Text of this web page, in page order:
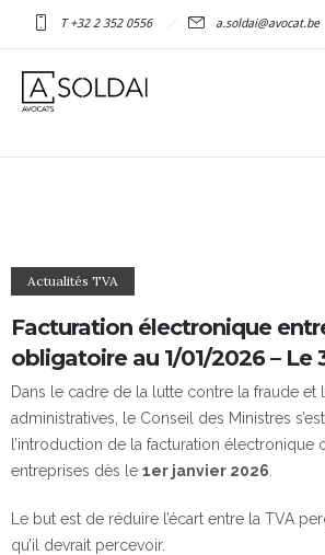
T +32 2 352 0556 a.soldai@avocat.be
Actualités TVA
Facturation électronique
obligatoire au 1/01/2026 – Le
Dans le cadre de la lutte contre la fraude et
administratives, le Conseil des Ministres
l’introduction de la facturation électronique
entreprises dès le 1er janvier 2026
Le but est de réduire l’écart entre la TVA
qu’il devrait percevoir.